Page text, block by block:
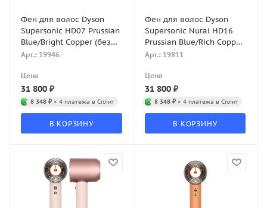
Фен для волос Dyson
Supersonic HD07 Prussian
Blue/Bright Copper (без
кейса)
Арт.: 19946
Цена
31 800 ₽
8 348 ₽ × 4 платежа в Сплит
В КОРЗИНУ
Фен для волос Dyson
Supersonic Nural HD16
Prussian Blue/Rich Copper
(с кейсом)
Арт.: 19811
Цена
31 800₽
8 348 ₽× 4 платежа в Сплит
В КОРЗИНУ